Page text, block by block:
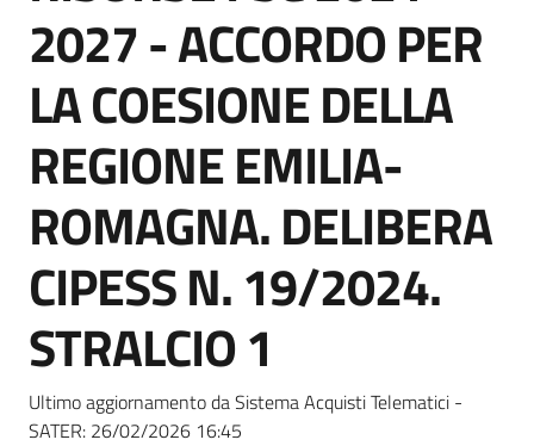
Seguici
su
2027 - ACCORDO PER
LA COESIONE DELLA
REGIONE EMILIA-
ROMAGNA. DELIBERA
CIPESS N. 19/2024.
STRALCIO 1
Ultimo aggiornamento da Sistema Acquisti Telematici -
SATER: 26/02/2026 16:45